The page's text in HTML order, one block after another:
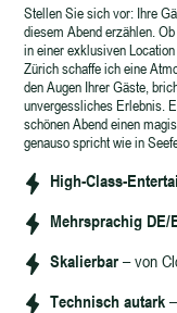
Stellen Sie sich vor: Ihre
diesem Abend erzählen.
in einer exklusiven
Zürich schaffe ich eine
den Augen Ihrer Gäste,
unvergessliches Erlebnis.
schönen Abend einen
genauso spricht wie in
High-Class-
Mehrsprachig
Skalierbar– von
Technisch autark